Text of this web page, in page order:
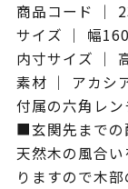
商品コード ｜
サイズ ｜ 幅
内寸サイズ ｜
素材 ｜ アカシ
付属の六角レ
■玄関先まで
天然木の風合
りますので木